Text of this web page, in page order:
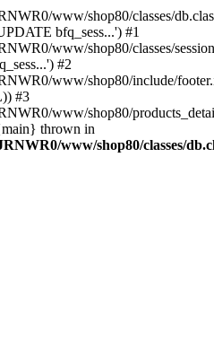
www/shop80/classes/
bfq_sess...') #1
www/shop80/classes/
#2
www/shop80/include/
#3
www/shop80/
thrown in
www/shop80/classes/